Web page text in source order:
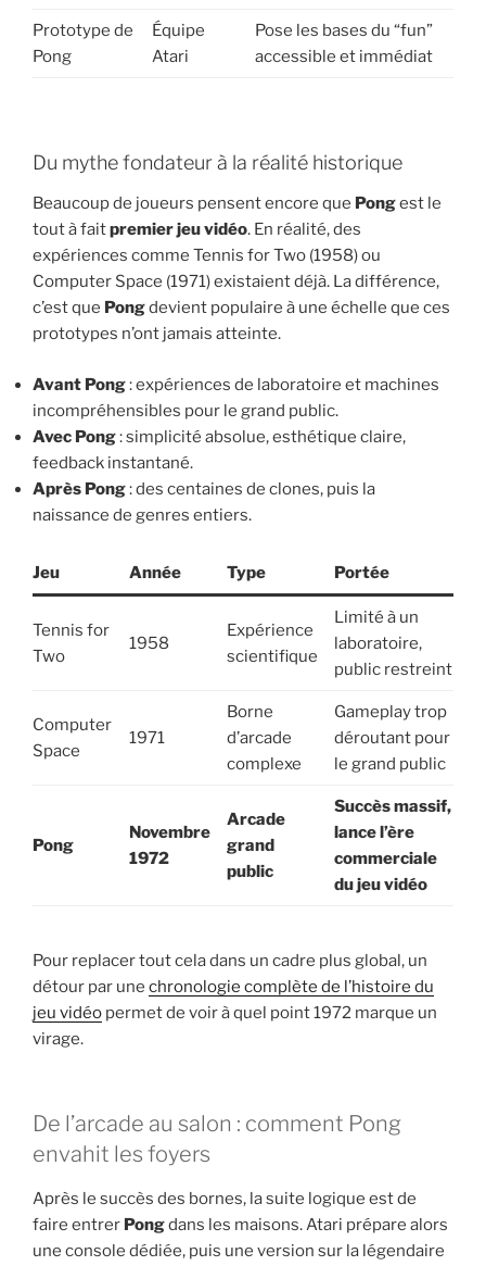
Prototype de
Pong
Équipe
Atari
Pose les bases du “fun”
accessible et immédiat
Du mythe fondateur à la réalité historique
Beaucoup de joueurs pensent encore que Pongest le
tout à faitpremier jeu vidéo. En réalité, des
expériences comme Tennis for Two (1958) ou
Computer Space (1971) existaient déjà. La différence,
c’est que Pongdevient populaire à une échelle que ces
prototypes n’ont jamais atteinte.
Avant Pong: expériences de laboratoire et machines
incompréhensibles pour le grand public.
Avec Pong: simplicité absolue, esthétique claire,
feedback instantané.
Après Pong: des centaines de clones, puis la
naissance de genres entiers.
Jeu Année Type Portée
Tennis for
Two
1958
Expérience
scientifique
Limité à un
laboratoire,
public restreint
Computer
Space
1971
Borne
d’arcade
complexe
Gameplay trop
déroutant pour
le grand public
Pong
Novembre
1972
Arcade
grand
public
Succès massif,
lance l’ère
commerciale
du jeu vidéo
Pour replacer tout cela dans un cadre plus global, un
détour par une chronologie complète de l’histoire du
jeu vidéo permet de voir à quel point 1972 marque un
virage.
De l’arcade au salon : comment Pong
envahit les foyers
Après le succès des bornes, la suite logique est de
faire entrer Pongdans les maisons. Atari prépare alors
une console dédiée, puis une version sur la légendaire